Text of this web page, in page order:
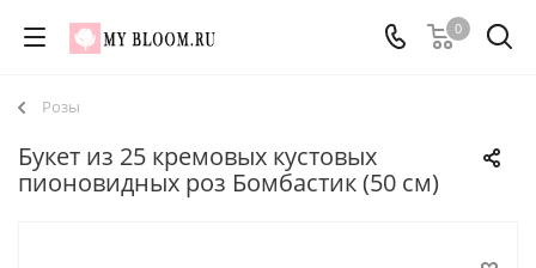
0
Розы
Букет из 25 кремовых кустовых
пионовидных роз Бомбастик (50 см)